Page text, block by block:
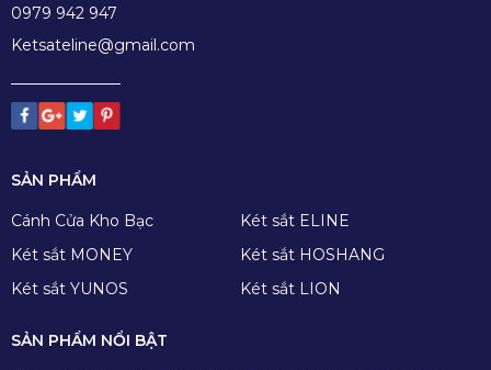
0979 942 947
Ketsateline@gmail.com
SẢN PHẨM
Cánh Cửa Kho Bạc
Két sắt ELINE
Két sắt MONEY
Két sắt HOSHANG
Két sắt YUNOS
Két sắt LION
SẢN PHẨM NỔI BẬT